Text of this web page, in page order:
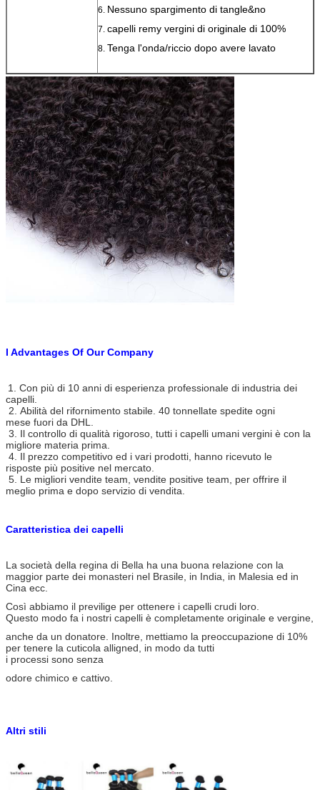
6. Nessuno spargimento di tangle&no
7. capelli remy vergini di originale di 100%
8. Tenga l'onda/riccio dopo avere lavato
I Advantages Of Our Company
1. Con più di 10 anni di esperienza professionale di industria dei
capelli.
2. Abilità del rifornimento stabile. 40 tonnellate spedite ogni
mese fuori da DHL.
3. Il controllo di qualità rigoroso, tutti i capelli umani vergini è con la
migliore materia prima.
4. Il prezzo competitivo ed i vari prodotti, hanno ricevuto le
risposte più positive nel mercato.
5. Le migliori vendite team, vendite positive team, per offrire il
meglio prima e dopo servizio di vendita.
Caratteristica dei capelli
La società della regina di Bella ha una buona relazione con la
maggior parte dei monasteri nel Brasile, in India, in Malesia ed in
Cina ecc.
Così abbiamo il previlige per ottenere i capelli crudi loro.
Questo modo fa i nostri capelli è completamente originale e vergine,
anche da un donatore. Inoltre, mettiamo la preoccupazione di 10%
per tenere la cuticola alligned, in modo da tutti
i processi sono senza
odore chimico e cattivo.
Altri stili